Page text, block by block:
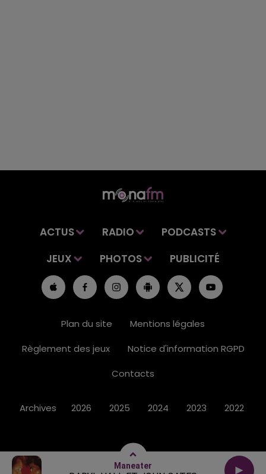
Maneater
ACTUS RADIO
PODCASTS
JEUX
PHOTOS PUBLICITÉ
Plan du site
Mentions légales
Règlement des jeux
Notice d'information RGPD
Contacts
Archives 2026 2025 2024 2023 2022